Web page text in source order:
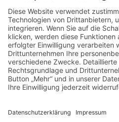
Beiträge insgesamt
109460
9528• Mitglieder
neuestes Mitglied: